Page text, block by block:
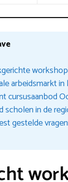
arbeidsmarkt
cursusaanbod
scholen in de
gestelde